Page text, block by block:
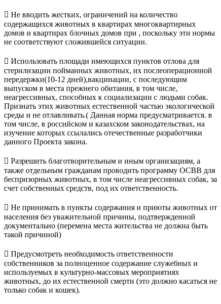
 Не вводить жестких, ограничений на количество
содержащихся животных в квартирах многоквартирных
домов и квартирах блочных домов при , поскольку эти нормы
не соответствуют сложившейся ситуации.
 Использовать площади имеющихся пунктов отлова для
стерилизации пойманных животных, их послеоперационной
передержки(10-12 дней),вакцинации, с последующим
выпуском в места прежнего обитания, в том числе,
неагрессивных, способных к социализации с людьми собак.
Признать этих животных естественной частью экологической
среды и не отлавливать.( Данная норма предусматривается. в
том числе, в российском и казахском законодательствах, на
изучение которых ссылались отечественные разработчики
данного Проекта закона.
 Разрешить благотворительным и иным организациям, а
также отдельным гражданам проводить программу ОСВВ для
беспризорных животных, в том числе неагрессивных собак, за
счет собственных средств, под их ответственность.
 Не принимать в пункты содержания и приюты животных от
населения без уважительной причины, подтвержденной
документально (перемена места жительства не должна быть
такой причиной)
 Предусмотреть необходимость ответственности
собственников за полноценное содержание служебных и
используемых в культурно-массовых мероприятиях
животных, до их естественной смерти (это должно касаться не
только собак и кошек).